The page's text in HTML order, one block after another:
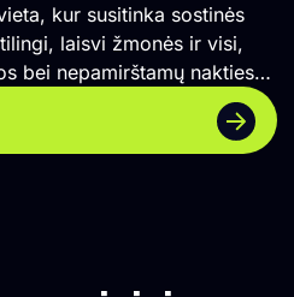
laisvi žmonės ir visi,
bei nepamirštamų nakties